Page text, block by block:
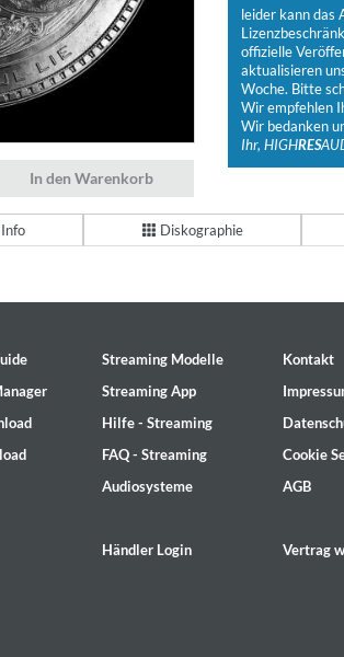
In den Warenkorb
leider kann das
offizielle
aktualisieren
Woche. Bitte
Wir empfehlen
Wir bedanken
Ihr, HIGHRES
Diskographie
Streaming Modelle
Streaming App
Hilfe - Streaming
FAQ - Streaming
Audiosysteme
Händler Login
Kontakt
Cookie
AGB
Vertrag